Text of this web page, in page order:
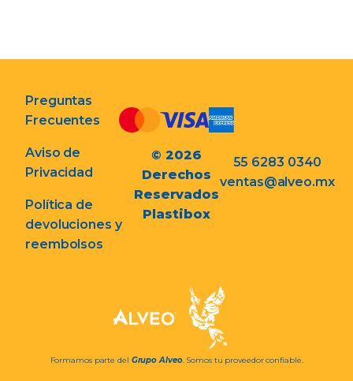
Preguntas
Frecuentes
Aviso de
Privacidad
Política de
devoluciones y
reembolsos
© 2026
Derechos
Reservados
Plastibox
55 6283 0340
ventas@alveo.mx
Formamos parte del Grupo Alveo. Somos tu proveedor confiable.